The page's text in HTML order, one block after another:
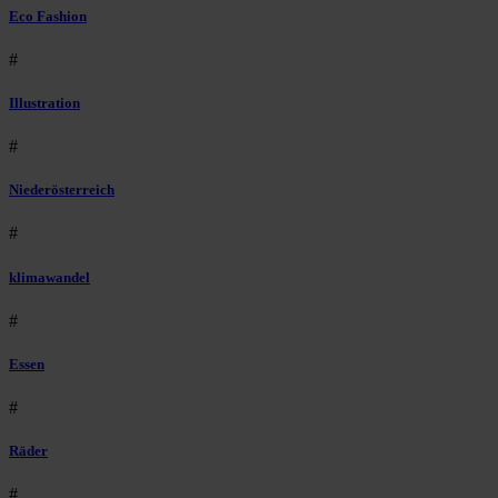
Eco Fashion
#
Illustration
#
Niederösterreich
#
klimawandel
#
Essen
#
Räder